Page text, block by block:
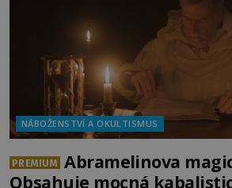
NÁBOŽENSTVÍ A OKULTISMUS
PREMIUM
Abramelinova
Obsahuje mocná